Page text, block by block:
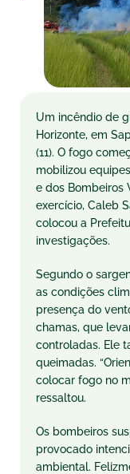
Um incêndio de
Horizonte, em
(11). O fogo
mobilizou
e dos Bombeiros
exercício, Caleb
colocou a
investigações.
Segundo o
as condições
presença do
chamas, que
controladas. Ele
queimadas.
colocar fogo no
ressaltou.
Os bombeiros
provocado
ambiental.